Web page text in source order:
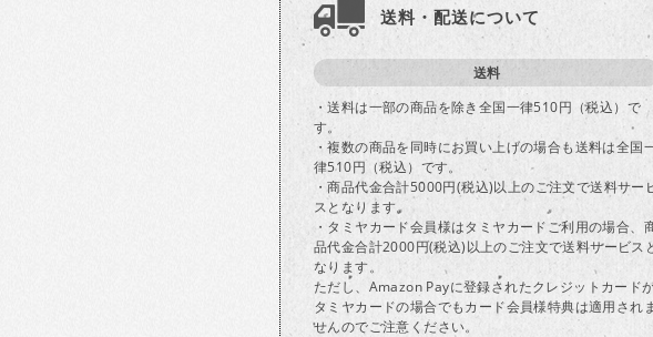
送料・配送について
送料
・送料は一部の商品を除き全国一律510円（税込）で
す。
・複数の商品を同時にお買い上げの場合も送料は全国
律510円（税込）です。
・商品代金合計5000円(税込)以上のご注文で送料サー
スとなります。
・タミヤカード会員様はタミヤカードご利用の場合、
品代金合計2000円(税込)以上のご注文で送料サービス
なります。
ただし、Amazon Payに登録されたクレジットカード
タミヤカードの場合でもカード会員様特典は適用されま
せんのでご注意ください。